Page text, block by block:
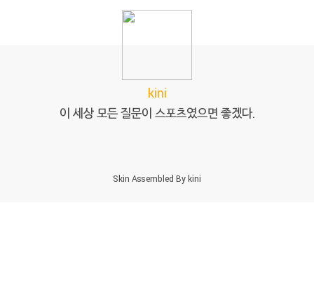
kini
이 세상 모든 질문이 스포츠였으면 좋겠다.
Skin Assembled Bykini